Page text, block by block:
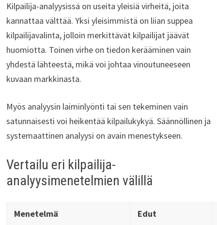
Kilpailija-analyysissä on useita yleisiä virheitä, joita
kannattaa välttää. Yksi yleisimmistä on liian suppea
kilpailijavalinta, jolloin merkittävät kilpailijat jäävät
huomiotta. Toinen virhe on tiedon kerääminen vain
yhdestä lähteestä, mikä voi johtaa vinoutuneeseen
kuvaan markkinasta.
Myös analyysin laiminlyönti tai sen tekeminen vain
satunnaisesti voi heikentää kilpailukykyä. Säännöllinen ja
systemaattinen analyysi on avain menestykseen.
Vertailu eri kilpailija-
analyysimenetelmien välillä
Menetelmä Edut